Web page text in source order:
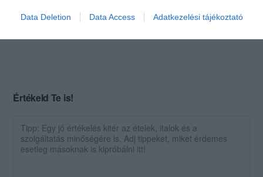
Data Deletion Data Access Adatkezelési tájékoztató
Rendszeresen látogatjuk.
Értékeld Te is!